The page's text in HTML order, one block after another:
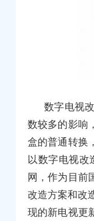
数字电视
数较多的影响
盒的普通转换
以数字电视改
网，作为目前
改造方案和改
现的新电视更